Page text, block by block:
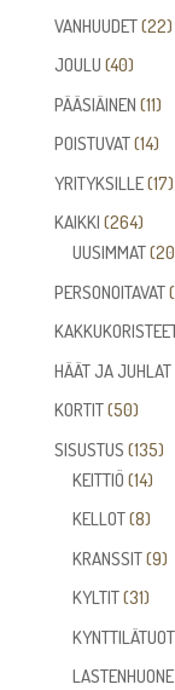
VANHUUDET 2222
JOULU 4040
PÄÄSIÄINEN 1111
POISTUVAT 1414
YRITYKSILLE 1717
KAIKKI 264264
UUSIMMAT 20
PERSONOITAVAT
HÄÄT JA JUHLAT
KORTIT 5050
SISUSTUS 135135
KEITTIÖ 1414
KELLOT 88
KRANSSIT 99
KYLTIT 3131
LASTENHUONE